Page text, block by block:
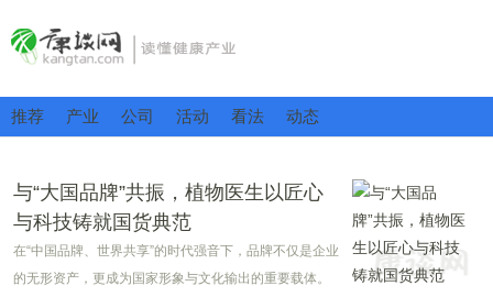
推荐 产业 公司 活动 看法 动态
与“大国品牌”共振，植物医生以匠心
与科技铸就国货典范
在“中国品牌、世界共享”的时代强音下，品牌不仅是企业
的无形资产，更成为国家形象与文化输出的重要载体。